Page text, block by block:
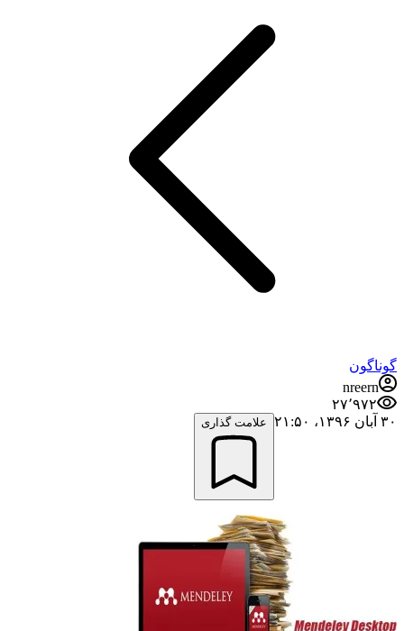
گوناگون
nreern
۲۷٬۹۷۲
۳۰ آبان ۱۳۹۶،‏ ۲۱:۵۰
علامت گذاری